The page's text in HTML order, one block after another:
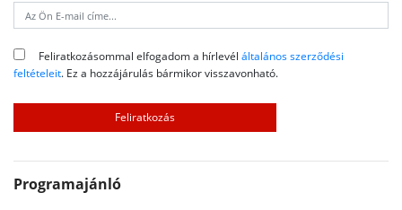
Feliratkozásommal elfogadom a hírlevél általános szerződési
feltételeit. Ez a hozzájárulás bármikor visszavonható.
Programajánló